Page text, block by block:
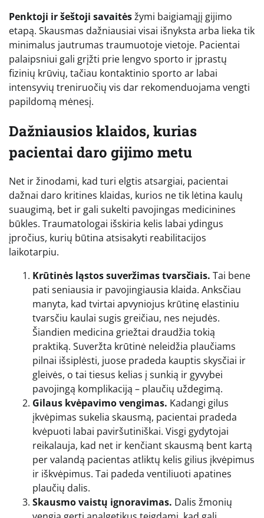
Penktoji ir šeštoji savaitėsžymi baigiamąjį gijimo
etapą. Skausmas dažniausiai visai išnyksta arba lieka tik
minimalus jautrumas traumuotoje vietoje. Pacientai
palaipsniui gali grįžti prie lengvo sporto ir įprastų
fizinių krūvių, tačiau kontaktinio sporto ar labai
intensyvių treniruočių vis dar rekomenduojama vengti
papildomą mėnesį.
Dažniausios klaidos, kurias
pacientai daro gijimo metu
Net ir žinodami, kad turi elgtis atsargiai, pacientai
dažnai daro kritines klaidas, kurios ne tik lėtina kaulų
suaugimą, bet ir gali sukelti pavojingas medicinines
būkles. Traumatologai išskiria kelis labai ydingus
įpročius, kurių būtina atsisakyti reabilitacijos
laikotarpiu.
Krūtinės ląstos suveržimas tvarsčiais. Tai bene
pati seniausia ir pavojingiausia klaida. Anksčiau
manyta, kad tvirtai apvyniojus krūtinę elastiniu
tvarsčiu kaulai sugis greičiau, nes nejudės.
Šiandien medicina griežtai draudžia tokią
praktiką. Suveržta krūtinė neleidžia plaučiams
pilnai išsiplėsti, juose pradeda kauptis skysčiai ir
gleivės, o tai tiesus kelias į sunkią ir gyvybei
pavojingą komplikaciją – plaučių uždegimą.
Gilaus kvėpavimo vengimas. Kadangi gilus
įkvėpimas sukelia skausmą, pacientai pradeda
kvėpuoti labai paviršutiniškai. Visgi gydytojai
reikalauja, kad net ir kenčiant skausmą bent kartą
per valandą pacientas atliktų kelis gilius įkvėpimus
ir iškvėpimus. Tai padeda ventiliuoti apatines
plaučių dalis.
Skausmo vaistų ignoravimas. Dalis žmonių